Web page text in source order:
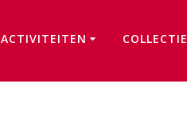
ACTIVITEITEN COLLECTIE